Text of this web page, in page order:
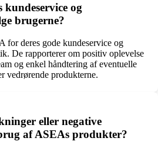
og
brugerne?
for deres gode kundeservice og
De rapporterer om positiv oplevelse
og enkel håndtering af eventuelle
vedrørende produkterne.
eller negative
af ASEAs produkter?